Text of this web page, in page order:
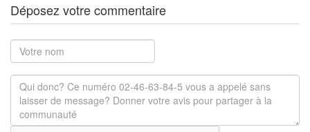
Déposez votre commentaire